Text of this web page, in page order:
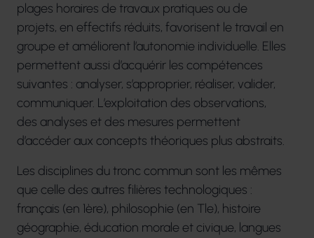
plages horaires de travaux pratiques ou de
projets, en effectifs réduits, favorisent le travail en
groupe et améliorent l’autonomie individuelle. Elles
permettent aussi d’acquérir les compétences
suivantes : analyser, s’approprier, réaliser, valider,
communiquer. L’exploitation des observations,
des analyses et des mesures permettent
d’accéder aux concepts théoriques plus abstraits.
Les disciplines du tronc commun sont les mêmes
que celle des autres filières technologiques :
français (en 1ère), philosophie (en Tle), histoire
géographie, éducation morale et civique, langues